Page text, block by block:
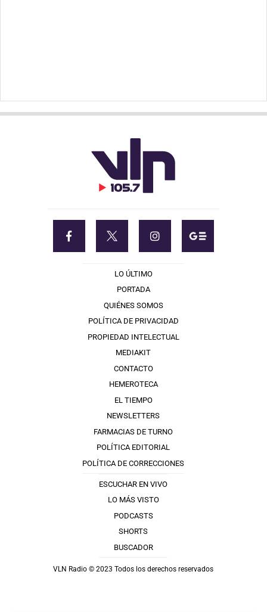
LO ÚLTIMO
PORTADA
QUIÉNES SOMOS
POLÍTICA DE PRIVACIDAD
PROPIEDAD INTELECTUAL
MEDIAKIT
CONTACTO
HEMEROTECA
EL TIEMPO
NEWSLETTERS
FARMACIAS DE TURNO
POLÍTICA EDITORIAL
POLÍTICA DE CORRECCIONES
ESCUCHAR EN VIVO
LO MÁS VISTO
PODCASTS
SHORTS
BUSCADOR
VLN Radio © 2023 Todos los derechos reservados